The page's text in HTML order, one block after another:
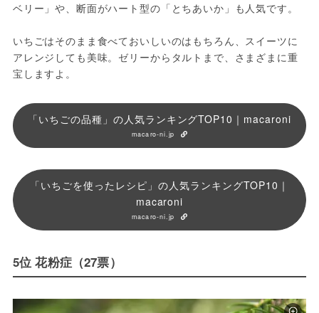
ベリー」や、断面がハート型の「とちあいか」も人気です。
いちごはそのまま食べておいしいのはもちろん、スイーツに
アレンジしても美味。ゼリーからタルトまで、さまざまに重
宝しますよ。
「いちごの品種」の人気ランキングTOP10｜macaroni
macaro-ni.jp
「いちごを使ったレシピ」の人気ランキングTOP10｜
macaroni
macaro-ni.jp
5位 花粉症（27票）